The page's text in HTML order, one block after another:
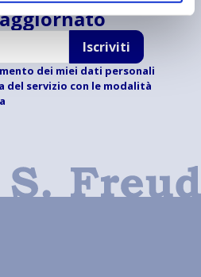
Iscriviti
dei miei dati personali
servizio con le modalità